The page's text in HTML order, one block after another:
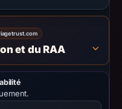
et du RAA